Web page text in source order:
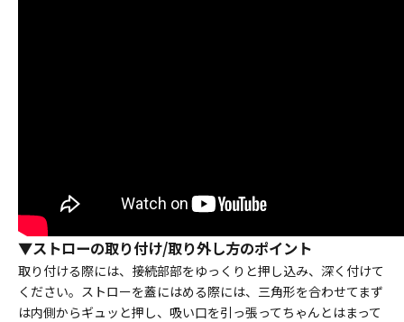
▼ストローの取り付け/取り外し方のポイント
取り付ける際には、接続部部をゆっくりと押し込み、深く付けて
ください。ストローを蓋にはめる際には、三角形を合わせてまず
は内側からギュッと押し、吸い口を引っ張ってちゃんとはまって